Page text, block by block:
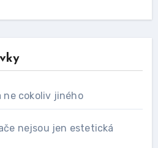
ne cokoliv jiného
nejsou jen estetická